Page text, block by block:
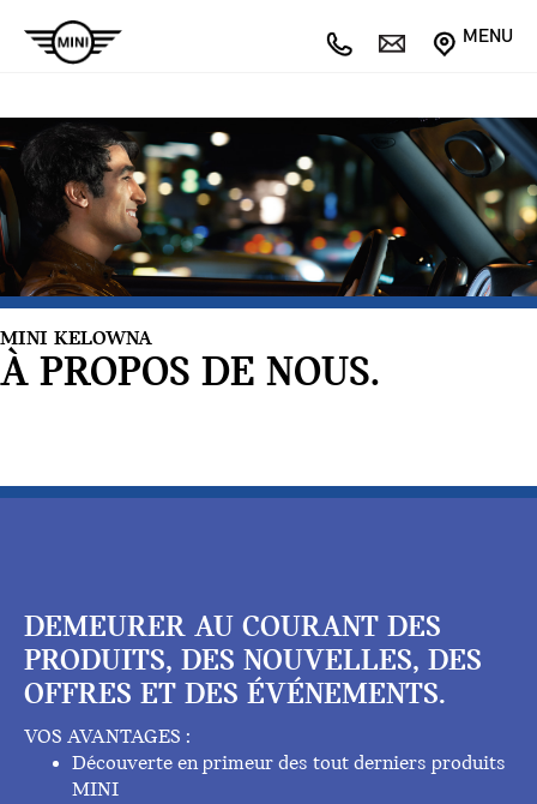
MENU
MINI KELOWNA
À PROPOS DE NOUS.
DEMEURER AU COURANT DES
PRODUITS, DES NOUVELLES, DES
OFFRES ET DES ÉVÉNEMENTS.
VOS AVANTAGES :
Découverte en primeur des tout derniers produits
MINI